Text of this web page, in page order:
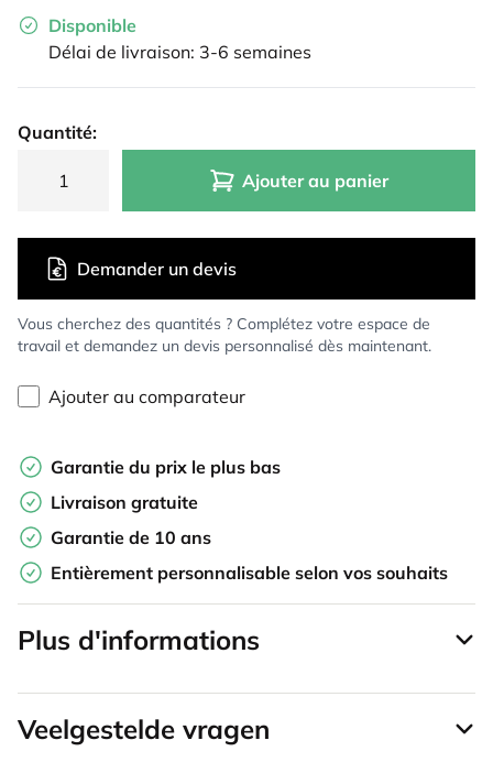
Disponible
Délai de livraison: 3-6 semaines
Quantité:
Ajouter au panier
Vous cherchez des quantités ? Complétez votre espace de
travail et demandez un devis personnalisé dès maintenant.
Demander un devis
Ajouter au comparateur
Garantie du prix le plus bas
Livraison gratuite
Garantie de 10 ans
Entièrement personnalisable selon vos souhaits
Plus d'informations
Veelgestelde vragen